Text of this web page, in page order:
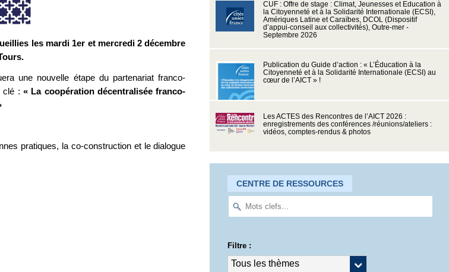
les mardi 1er et mercredi 2 décembre
une nouvelle étape du partenariat franco-
clé :« La coopération décentralisée franco-
pratiques, la co-construction et le dialogue
CUF : Offre de stage : Climat, Jeunesses et Education à
la Citoyenneté et à la Solidarité Internationale (ECSI),
Amériques Latine et Caraïbes, DCOL (Dispositif
d’appui-conseil aux collectivités), Outre-mer -
Septembre 2026
Publication du Guide d’action : « L’Éducation à la
Citoyenneté et à la Solidarité Internationale (ECSI) au
cœur de l’AICT » !
Les ACTES des Rencontres de l’AICT 2026 :
enregistrements des conférences /réunions/ateliers :
vidéos, comptes-rendus & photos
CENTRE DE RESSOURCES
Filtre :